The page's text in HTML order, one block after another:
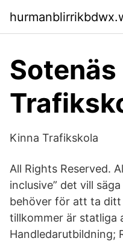
Sotenäs
Kinna Trafikskola
All Rights Reserved.
inclusive” det vill
behöver för att ta
tillkommer är statliga
Handledarutbildning;